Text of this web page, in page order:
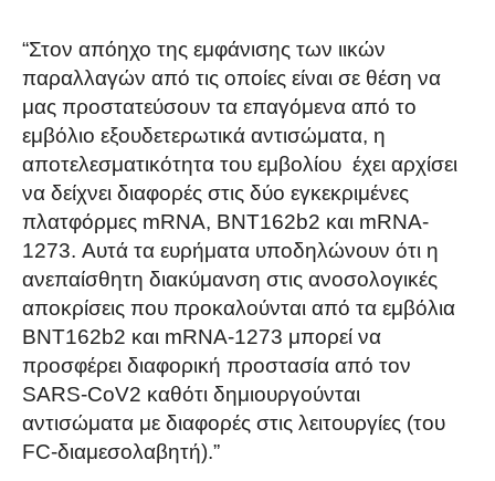
“Στον απόηχο της εμφάνισης των ιικών
παραλλαγών από τις οποίες είναι σε θέση να
μας προστατεύσουν τα επαγόμενα από το
εμβόλιο εξουδετερωτικά αντισώματα, η
αποτελεσματικότητα του εμβολίου έχει αρχίσει
να δείχνει διαφορές στις δύο εγκεκριμένες
πλατφόρμες mRNA, BNT162b2 και mRNA-
1273. Αυτά τα ευρήματα υποδηλώνουν ότι η
ανεπαίσθητη διακύμανση στις ανοσολογικές
αποκρίσεις που προκαλούνται από τα εμβόλια
BNT162b2 και mRNA-1273 μπορεί να
προσφέρει διαφορική προστασία από τον
SARS-CoV2 καθότι δημιουργούνται
αντισώματα με διαφορές στις λειτουργίες (του
FC-διαμεσολαβητή).”